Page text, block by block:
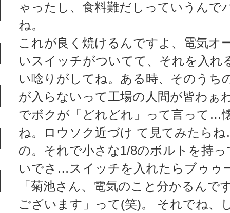
ゃったし、食料難だしっていうんで
ね。
これが良く焼けるんですよ、電気オ
いスイッチがついてて、それを入れ
い唸りがしてね。ある時、そのうち
が入らないって工場の人間が皆わぁ
でボクが「どれどれ」って言って…
ね。ロウソク近づけ て見てみたら
の。それで小さな1/8のボルトを持
いでさ…スイッチを入れたらブゥゥ
「菊池さん、電気のこと分かるんで
ございます」って(笑)。 それでね、